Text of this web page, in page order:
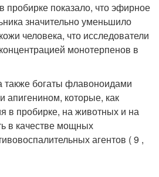
пробирке показало, что эфирное
значительно уменьшило
человека, что исследователи
монотерпенов в
богаты флавоноидами
апигенином, которые, как
в пробирке, на животных и на
в качестве мощных
агентов ( 9 ,